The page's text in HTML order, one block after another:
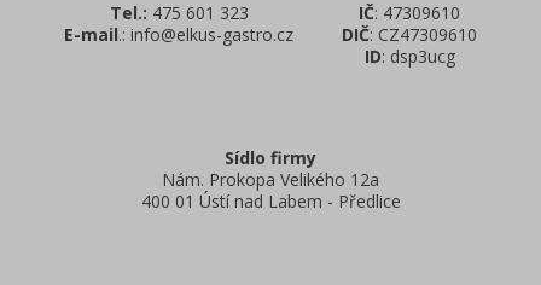
Tel.: 475 601 323
E-mail.: info@elkus-gastro.cz
IČ: 47309610
DIČ: CZ47309610
ID: dsp3ucg
Sídlo firmy
Nám. Prokopa Velikého 12a
400 01 Ústí nad Labem - Předlice